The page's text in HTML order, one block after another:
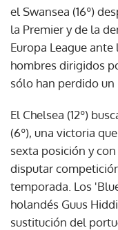
el Swansea (16º)
la Premier y de la
Europa League
hombres dirigidos
sólo han perdido
El Chelsea (12º)
(6º), una victoria
sexta posición y
disputar
temporada. Los
holandés Guus
sustitución del